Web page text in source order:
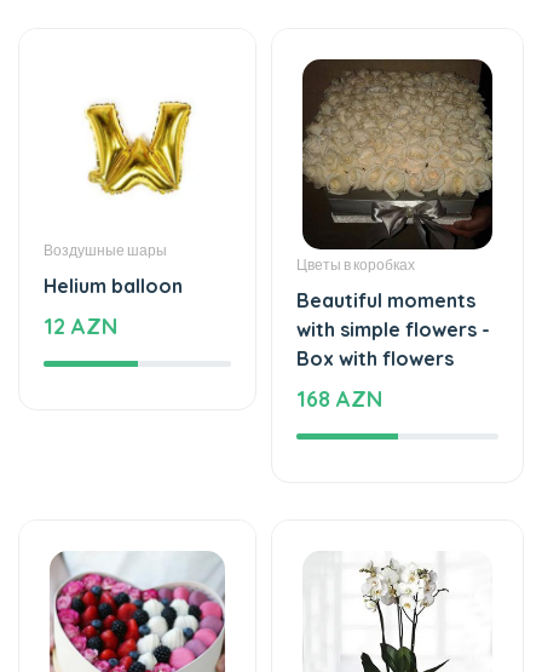
Воздушные шары
Helium balloon
12 AZN
Цветы в коробках
Beautiful moments
with simple flowers -
Box with flowers
168 AZN